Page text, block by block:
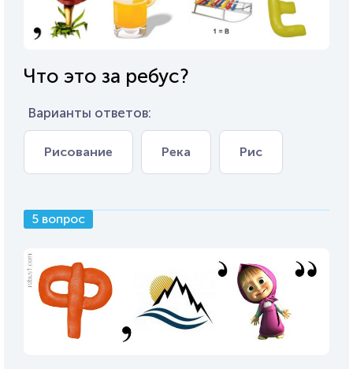
Что это за ребус?
Варианты ответов:
Рисование Река Рис
5 вопрос